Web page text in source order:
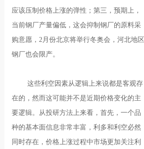
应该压制价格上涨的弹性；第三，预期上，
当前钢厂产量偏低，这会抑制钢厂的原料采
购意愿，2月份北京将举行冬奥会，河北地区
钢厂也会限产。
这些利空因素从逻辑上来说都是客观存
在的，然而这可能并不是近期价格变化的主
要逻辑。从投研方法上来看，首先，一个品
种的基本面信息非常丰富，利多和利空必然
同时存在，价格上涨过程中市场更加关注利